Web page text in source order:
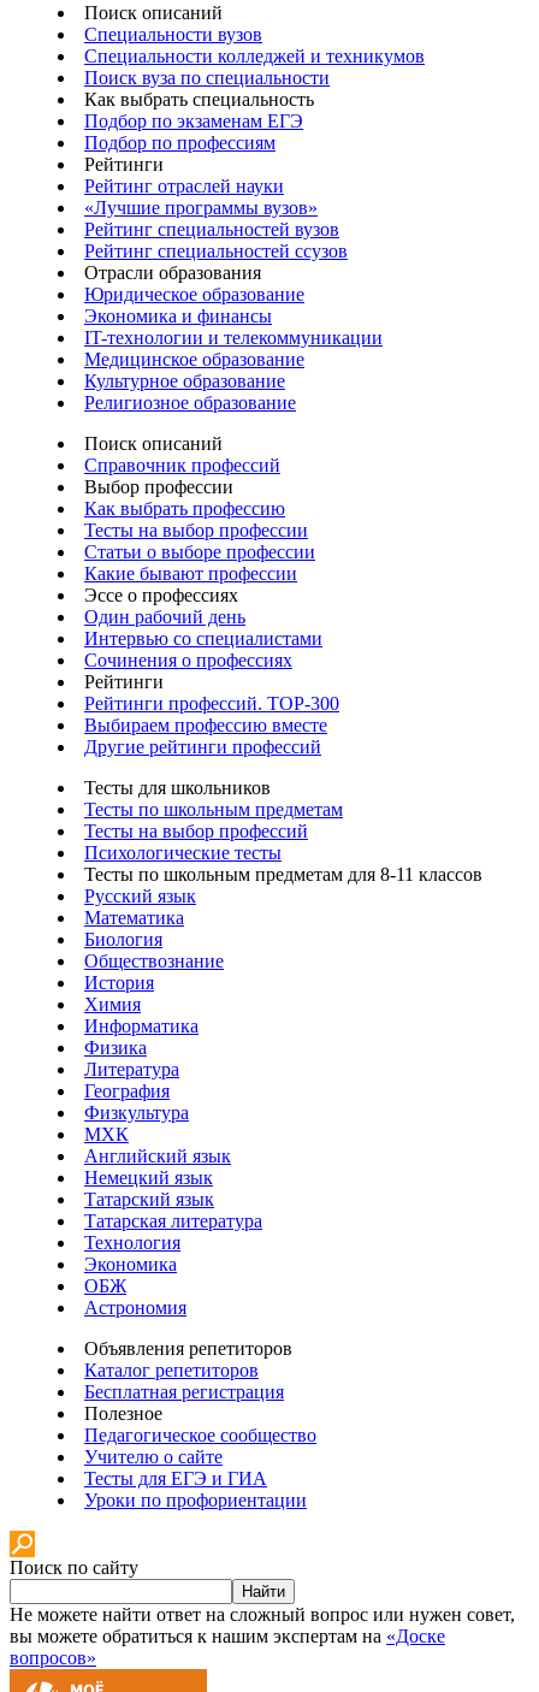
Поиск описаний
Специальности вузов
Специальности колледжей и техникумов
Поиск вуза по специальности
Как выбрать специальность
Подбор по экзаменам ЕГЭ
Подбор по профессиям
Рейтинги
Рейтинг отраслей науки
«Лучшие программы вузов»
Рейтинг специальностей вузов
Рейтинг специальностей ссузов
Отрасли образования
Юридическое образование
Экономика и финансы
IT-технологии и телекоммуникации
Медицинское образование
Культурное образование
Религиозное образование
Поиск описаний
Справочник профессий
Выбор профессии
Как выбрать профессию
Тесты на выбор профессии
Статьи о выборе профессии
Какие бывают профессии
Эссе о профессиях
Один рабочий день
Интервью со специалистами
Сочинения о профессиях
Рейтинги
Рейтинги профессий. TOP-300
Выбираем профессию вместе
Другие рейтинги профессий
Тесты для школьников
Тесты по школьным предметам
Тесты на выбор профессий
Психологические тесты
Тесты по школьным предметам для 8-11 классов
Русский язык
Математика
Биология
Обществознание
История
Химия
Информатика
Физика
Литература
География
Физкультура
МХК
Английский язык
Немецкий язык
Татарский язык
Татарская литература
Технология
Экономика
ОБЖ
Астрономия
Объявления репетиторов
Каталог репетиторов
Бесплатная регистрация
Полезное
Педагогическое сообщество
Учителю о сайте
Тесты для ЕГЭ и ГИА
Уроки по профориентации
Поиск по сайту
Найти
Не можете найти ответ на сложный вопрос или нужен совет,
вы можете обратиться к нашим экспертам на «Доске
вопросов»